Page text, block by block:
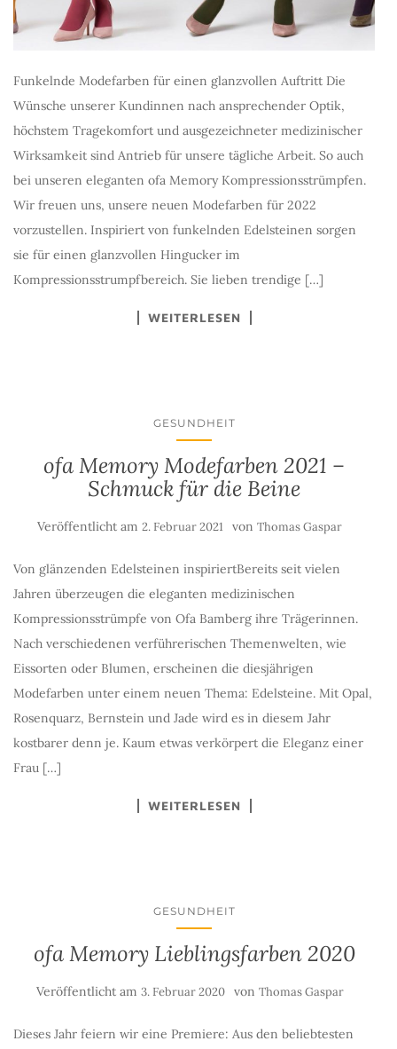
Funkelnde Modefarben für einen glanzvollen Auftritt Die
Wünsche unserer Kundinnen nach ansprechender Optik,
höchstem Tragekomfort und ausgezeichneter medizinischer
Wirksamkeit sind Antrieb für unsere tägliche Arbeit. So auch
bei unseren eleganten ofa Memory Kompressionsstrümpfen.
Wir freuen uns, unsere neuen Modefarben für 2022
vorzustellen. Inspiriert von funkelnden Edelsteinen sorgen
sie für einen glanzvollen Hingucker im
Kompressionsstrumpfbereich. Sie lieben trendige […]
WEITERLESEN
GESUNDHEIT
ofa Memory Modefarben 2021 –
Schmuck für die Beine
Veröffentlicht am 2. Februar 2021 von Thomas Gaspar
Von glänzenden Edelsteinen inspiriertBereits seit vielen
Jahren überzeugen die eleganten medizinischen
Kompressionsstrümpfe von Ofa Bamberg ihre Trägerinnen.
Nach verschiedenen verführerischen Themenwelten, wie
Eissorten oder Blumen, erscheinen die diesjährigen
Modefarben unter einem neuen Thema: Edelsteine. Mit Opal,
Rosenquarz, Bernstein und Jade wird es in diesem Jahr
kostbarer denn je. Kaum etwas verkörpert die Eleganz einer
Frau […]
WEITERLESEN
GESUNDHEIT
ofa Memory Lieblingsfarben 2020
Veröffentlicht am 3. Februar 2020 von Thomas Gaspar
Dieses Jahr feiern wir eine Premiere: Aus den beliebtesten